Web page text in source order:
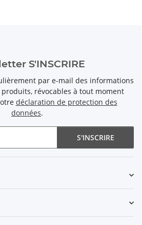
S'INSCRIRE
par e-mail des informations
révocables à tout moment
déclaration de protection des
données.
S'INSCRIRE